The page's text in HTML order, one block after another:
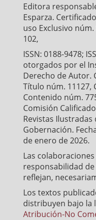
Editora
Esparza.
uso Exclusivo núm.
102,
ISSN: 0188-9478;
otorgados por el
Derecho de Autor.
Título núm. 11127,
Contenido núm.
Comisión
Revistas
Gobernación.
de enero de 2026.
Las
responsabilidad
reflejan,
Los textos
distribuyen bajo la
Atribución-No